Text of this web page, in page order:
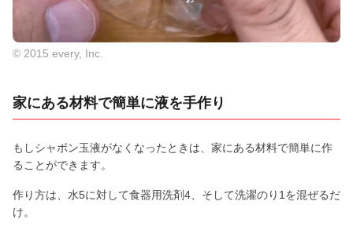
© 2015 every, Inc.
家にある材料で簡単に液を手作り
もしシャボン玉液がなくなったときは、家にある材料で簡単に作
ることができます。
作り方は、水5に対して食器用洗剤4、そして洗濯のり1を混ぜるだ
け。